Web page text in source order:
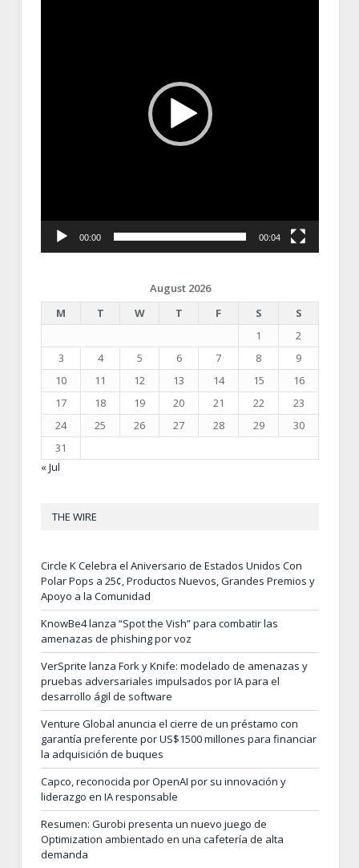
00:00 00:04
August 2026
M
T W T F S
S
1
2
3
4 5 6 7 8
9
10
11 12 13 14 15
16
17
18 19 20 21 22
23
24
25 26 27 28 29
30
31
« Jul
THE WIRE
Circle K Celebra el Aniversario de Estados Unidos Con
Polar Pops a 25¢, Productos Nuevos, Grandes Premios y
Apoyo a la Comunidad
KnowBe4 lanza “Spot the Vish” para combatir las
amenazas de phishing por voz
VerSprite lanza Fork y Knife: modelado de amenazas y
pruebas adversariales impulsados por IA para el
desarrollo ágil de software
Venture Global anuncia el cierre de un préstamo con
garantía preferente por US$1500 millones para financiar
la adquisición de buques
Capco, reconocida por OpenAI por su innovación y
liderazgo en IA responsable
Resumen: Gurobi presenta un nuevo juego de
Optimization ambientado en una cafetería de alta
demanda